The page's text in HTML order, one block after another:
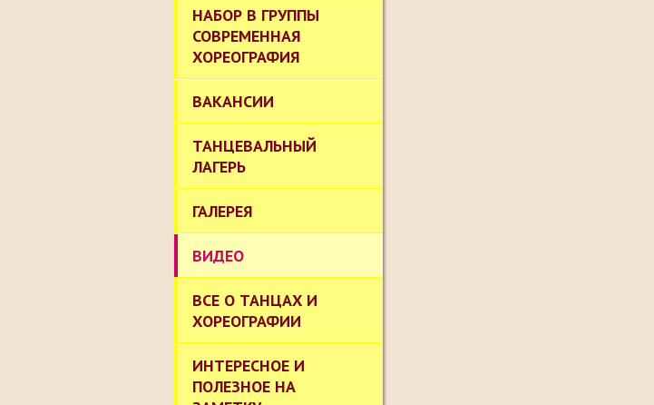
НАБОР В ГРУППЫ
СОВРЕМЕННАЯ
ХОРЕОГРАФИЯ
ВАКАНСИИ
ТАНЦЕВАЛЬНЫЙ
ЛАГЕРЬ
ГАЛЕРЕЯ
ВИДЕО
ВСЕ О ТАНЦАХ И
ХОРЕОГРАФИИ
ИНТЕРЕСНОЕ И
ПОЛЕЗНОЕ НА